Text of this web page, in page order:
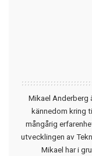
Mikael Anderberg
kännedom kring
mångårig
utvecklingen av
Mikael har i